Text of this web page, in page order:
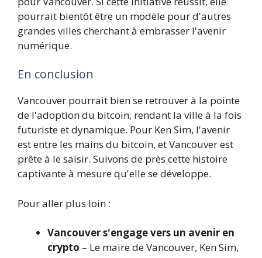
pourrait bientôt être un modèle pour d'autres
grandes villes cherchant à embrasser l'avenir
numérique.
En conclusion
Vancouver pourrait bien se retrouver à la pointe
de l'adoption du bitcoin, rendant la ville à la fois
futuriste et dynamique. Pour Ken Sim, l'avenir
est entre les mains du bitcoin, et Vancouver est
prête à le saisir. Suivons de près cette histoire
captivante à mesure qu'elle se développe.
Pour aller plus loin :
Vancouver s'engage vers un avenir en
crypto – Le maire de Vancouver, Ken Sim,